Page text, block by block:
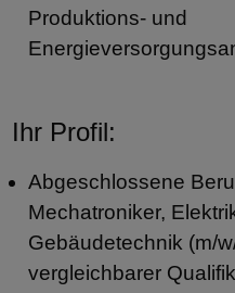
Produktions- und
Ihr Profil:
Abgeschlossene
Mechatroniker,
Gebäudetechnik (m/
vergleichbarer